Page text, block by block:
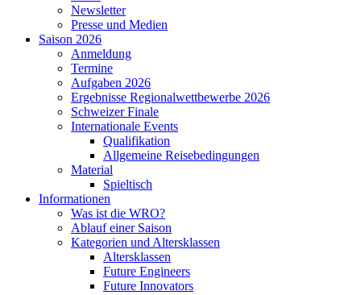
Newsletter
Presse und Medien
Saison 2026
Anmeldung
Termine
Aufgaben 2026
Ergebnisse Regionalwettbewerbe 2026
Schweizer Finale
Internationale Events
Qualifikation
Allgemeine Reisebedingungen
Material
Spieltisch
Informationen
Was ist die WRO?
Ablauf einer Saison
Kategorien und Altersklassen
Altersklassen
Future Engineers
Future Innovators